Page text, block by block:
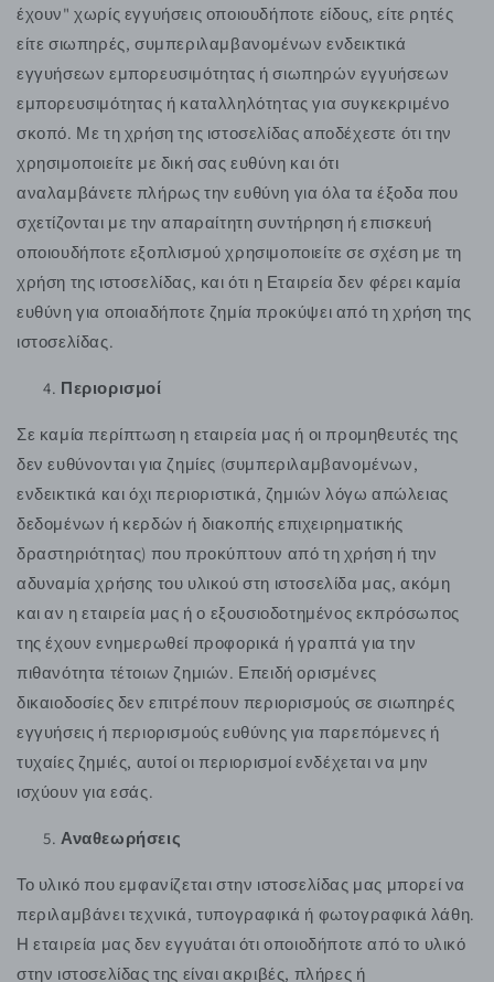
έχουν" χωρίς εγγυήσεις οποιουδήποτε είδους, είτε ρητές
είτε σιωπηρές, συμπεριλαμβανομένων ενδεικτικά
εγγυήσεων εμπορευσιμότητας ή σιωπηρών εγγυήσεων
εμπορευσιμότητας ή καταλληλότητας για συγκεκριμένο
σκοπό. Με τη χρήση της ιστοσελίδας αποδέχεστε ότι την
χρησιμοποιείτε με δική σας ευθύνη και ότι
αναλαμβάνετε πλήρως την ευθύνη για όλα τα έξοδα που
σχετίζονται με την απαραίτητη συντήρηση ή επισκευή
οποιουδήποτε εξοπλισμού χρησιμοποιείτε σε σχέση με τη
χρήση της ιστοσελίδας, και ότι η Εταιρεία δεν φέρει καμία
ευθύνη για οποιαδήποτε ζημία προκύψει από τη χρήση της
ιστοσελίδας.
Περιορισμοί
Σε καμία περίπτωση η εταιρεία μας ή οι προμηθευτές της
δεν ευθύνονται για ζημίες (συμπεριλαμβανομένων,
ενδεικτικά και όχι περιοριστικά, ζημιών λόγω απώλειας
δεδομένων ή κερδών ή διακοπής επιχειρηματικής
δραστηριότητας) που προκύπτουν από τη χρήση ή την
αδυναμία χρήσης του υλικού στη ιστοσελίδα μας, ακόμη
και αν η εταιρεία μας ή ο εξουσιοδοτημένος εκπρόσωπος
της έχουν ενημερωθεί προφορικά ή γραπτά για την
πιθανότητα τέτοιων ζημιών. Επειδή ορισμένες
δικαιοδοσίες δεν επιτρέπουν περιορισμούς σε σιωπηρές
εγγυήσεις ή περιορισμούς ευθύνης για παρεπόμενες ή
τυχαίες ζημιές, αυτοί οι περιορισμοί ενδέχεται να μην
ισχύουν για εσάς.
Αναθεωρήσεις
Το υλικό που εμφανίζεται στην ιστοσελίδας μας μπορεί να
περιλαμβάνει τεχνικά, τυπογραφικά ή φωτογραφικά λάθη.
Η εταιρεία μας δεν εγγυάται ότι οποιοδήποτε από το υλικό
στην ιστοσελίδας της είναι ακριβές, πλήρες ή